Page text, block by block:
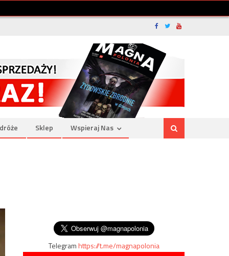
Sklep Wspieraj Nas
Telegramhttps://t.me/magnapolonia